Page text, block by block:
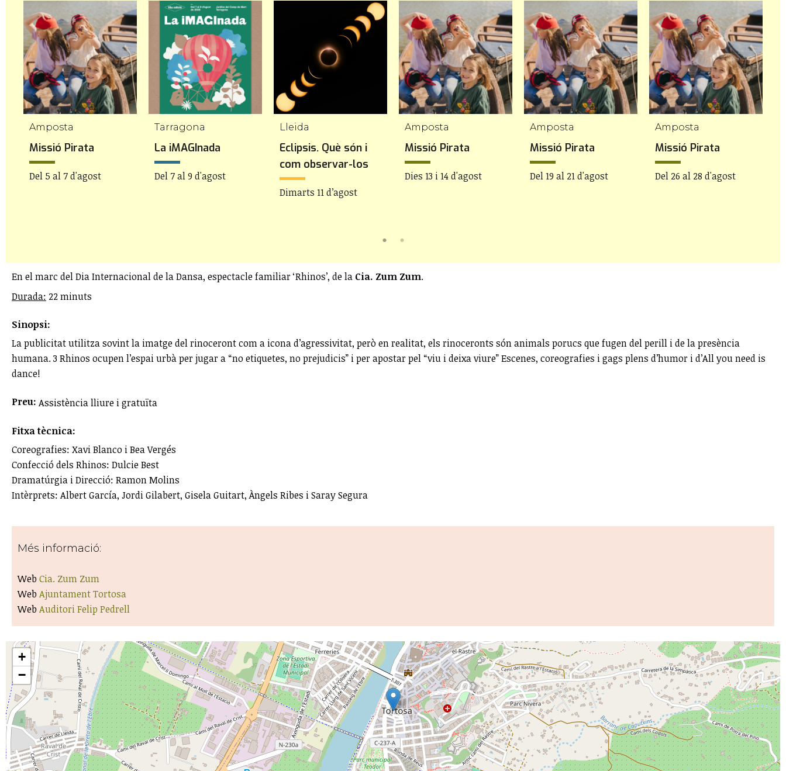
Amposta
Missió Pirata
Del 5 al 7 d'agost
Tarragona
La iMAGInada
Del 7 al 9 d'agost
Lleida
Eclipsis. Què són i
com observar-los
Dimarts 11 d’agost
Amposta
Missió Pirata
Dies 13 i 14 d'agost
Amposta
Missió Pirata
Del 19 al 21 d'agost
Amposta
Missió Pirata
Del 26 al 28 d'agost
En el marc del Dia Internacional de la Dansa, espectacle familiar ‘Rhinos’, de la Cia. Zum Zum.
Durada: 22 minuts
Sinopsi:
La publicitat utilitza sovint la imatge del rinoceront com a icona d’agressivitat, però en realitat, els rinoceronts són animals porucs que fugen del perill i de la presència
humana. 3 Rhinos ocupen l’espai urbà per jugar a “no etiquetes, no prejudicis” i per apostar pel “viu i deixa viure” Escenes, coreografies i gags plens d’humor i d’All you need is
dance!
Preu: Assistència lliure i gratuïta
Fitxa tècnica:
Coreografies: Xavi Blanco i Bea Vergés
Confecció dels Rhinos: Dulcie Best
Dramatúrgia i Direcció: Ramon Molins
Intèrprets: Albert García, Jordi Gilabert, Gisela Guitart, Àngels Ribes i Saray Segura
Més informació:
WebCia. Zum Zum
WebAjuntament Tortosa
WebAuditori Felip Pedrell
+
−